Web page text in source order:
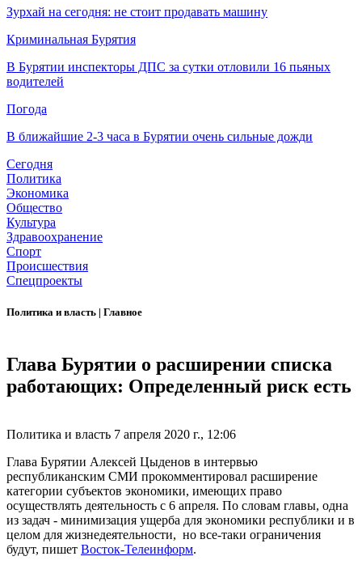
Зурхай на сегодня: не стоит продавать машину
Криминальная Бурятия
В Бурятии инспекторы ДПС за сутки отловили 16 пьяных
водителей
Погода
В ближайшие 2-3 часа в Бурятии очень сильные дожди
Сегодня
Политика
Экономика
Общество
Культура
Здравоохранение
Спорт
Происшествия
Спецпроекты
Политика и власть | Главное
Глава Бурятии о расширении списка
работающих: Определенный риск есть
Политика и власть 7 апреля 2020 г., 12:06
Глава Бурятии Алексей Цыденов в интервью
республиканским СМИ прокомментировал расширение
категории субъектов экономики, имеющих право
осуществлять деятельность с 6 апреля. По словам главы, одна
из задач - минимизация ущерба для экономики республики и в
целом для жизнедеятельности, но все-таки ограничения
будут, пишет Восток-Телеинформ.